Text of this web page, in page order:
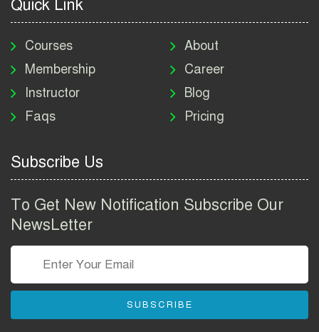
মাদকদ্রব্য নিয়ন্ত্রণ অধিদপ্তর
নিয়োগ বিজ্ঞপ্তি ২০২৬ | DNC
Job Circular 2026
পাসপোর্ট করতে কি কি লাগে
২০২৬ | ই-পাসপোর্ট আবেদন ও
Group Job Circular 2026
তথ্য অধিদপ্তর নিয়োগ বিজ্ঞপ্তি
বাংলাদেশ পুলিশ এএসআই
Quick Link
Courses
Membership
Instructor
Faqs
About
Career
Blog
Pricing
Subscribe Us
To Get New Notification Subscribe Our
NewsLetter
SUBSCRIBE